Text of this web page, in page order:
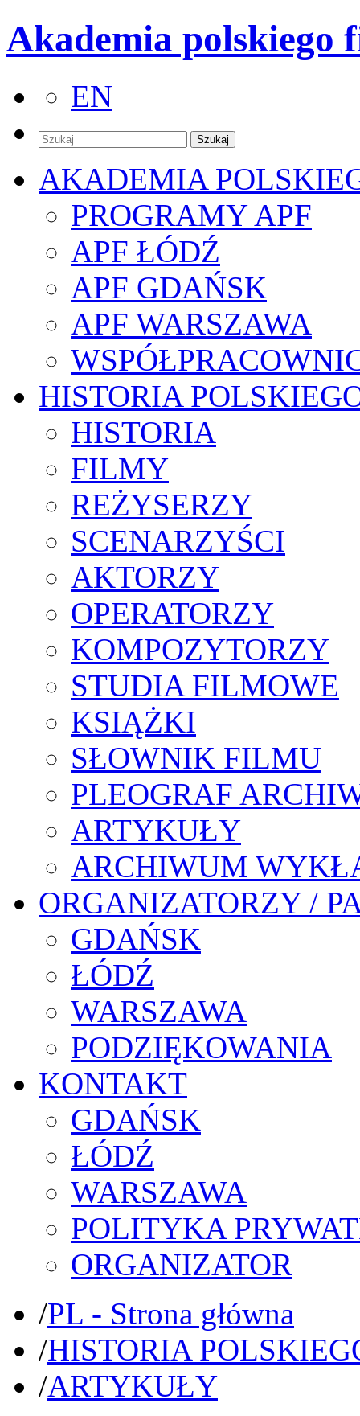
Akademia polskiego
EN
AKADEMIA
PROGRAMY APF
APF ŁÓDŹ
APF GDAŃSK
APF WARSZAWA
HISTORIA
HISTORIA
FILMY
REŻYSERZY
SCENARZYŚCI
AKTORZY
OPERATORZY
KOMPOZYTORZY
STUDIA FILMOWE
KSIĄŻKI
SŁOWNIK FILMU
PLEOGRAF
ARTYKUŁY
ARCHIWUM
ORGANIZATORZY /
GDAŃSK
ŁÓDŹ
WARSZAWA
PODZIĘKOWANIA
KONTAKT
GDAŃSK
ŁÓDŹ
WARSZAWA
POLITYKA
ORGANIZATOR
/PL - Strona główna
/HISTORIA
/ARTYKUŁY